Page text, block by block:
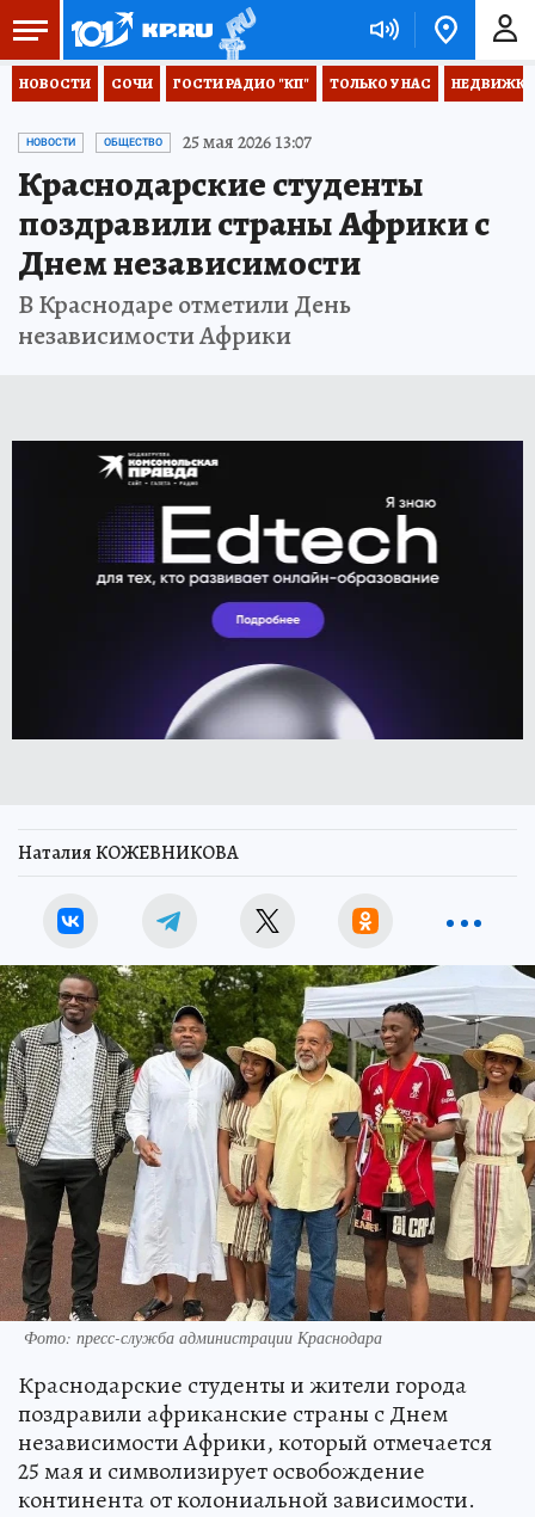
НОВОСТИ СОЧИ ГОСТИ РАДИО "КП" ТОЛЬКО У НАС НЕДВИЖКА
НОВОСТИ ОБЩЕСТВО 25 мая 2026 13:07
Краснодарские студенты
поздравили страны Африки с
Днем независимости
В Краснодаре отметили День
независимости Африки
Наталия КОЖЕВНИКОВА
Фото: пресс-служба администрации Краснодара
Краснодарские студенты и жители города
поздравили африканские страны с Днем
независимости Африки, который отмечается
25 мая и символизирует освобождение
континента от колониальной зависимости.